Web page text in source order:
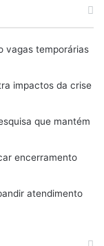
vagas temporárias
impactos da crise
que mantém
encerramento
atendimento